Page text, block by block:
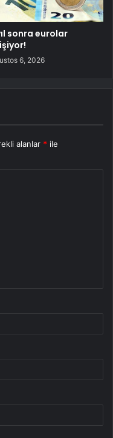
sonra eurolar
6, 2026
alanlar * ile